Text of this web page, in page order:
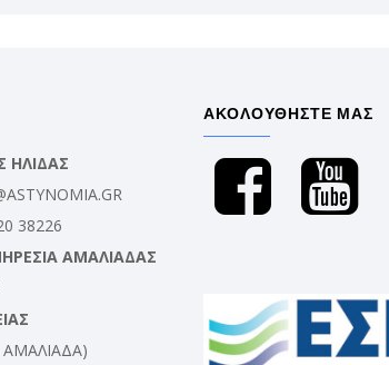
ΗΛΙΔΑΣ
38226
ΑΜΑΛΙΑΔΑΣ
ΑΚΟΛΟΥΘΗΣΤΕ ΜΑΣ